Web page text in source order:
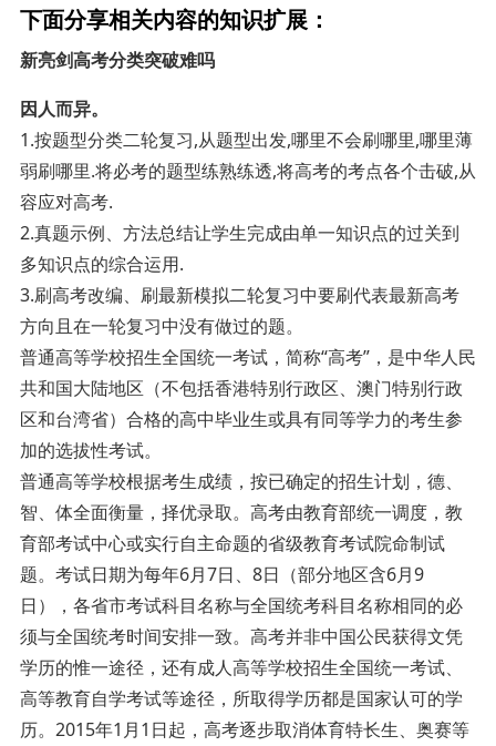
下面分享相关内容的知识扩展：
新亮剑高考分类突破难吗
因人而异。
1.按题型分类二轮复习,从题型出发,哪里不会刷哪里,哪里薄
弱刷哪里.将必考的题型练熟练透,将高考的考点各个击破,从
容应对高考.
2.真题示例、方法总结让学生完成由单一知识点的过关到
多知识点的综合运用.
3.刷高考改编、刷最新模拟二轮复习中要刷代表最新高考
方向且在一轮复习中没有做过的题。
普通高等学校招生全国统一考试，简称“高考”，是中华人民
共和国大陆地区（不包括香港特别行政区、澳门特别行政
区和台湾省）合格的高中毕业生或具有同等学力的考生参
加的选拔性考试。
普通高等学校根据考生成绩，按已确定的招生计划，德、
智、体全面衡量，择优录取。高考由教育部统一调度，教
育部考试中心或实行自主命题的省级教育考试院命制试
题。考试日期为每年6月7日、8日（部分地区含6月9
日），各省市考试科目名称与全国统考科目名称相同的必
须与全国统考时间安排一致。高考并非中国公民获得文凭
学历的惟一途径，还有成人高等学校招生全国统一考试、
高等教育自学考试等途径，所取得学历都是国家认可的学
历。2015年1月1日起，高考逐步取消体育特长生、奥赛等